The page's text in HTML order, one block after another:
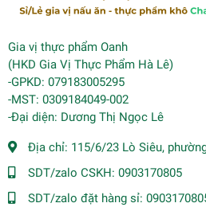
Gia vị thực phẩm Oanh
(HKD Gia Vị Thực Phẩm Hà Lê)
-GPKD: 079183005295
-MST: 0309184049-002
-Đại diện: Dương Thị Ngọc Lê
Địa chỉ: 115/6/23 Lò Siêu,
SDT/zalo CSKH: 0903170805
SDT/zalo đặt hàng sỉ: